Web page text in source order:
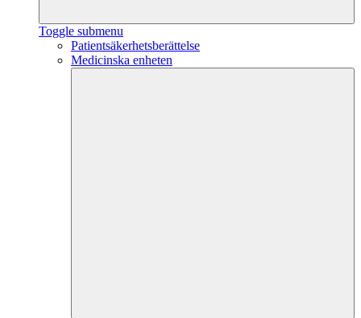
Toggle submenu
Patientsäkerhetsberättelse
Medicinska enheten